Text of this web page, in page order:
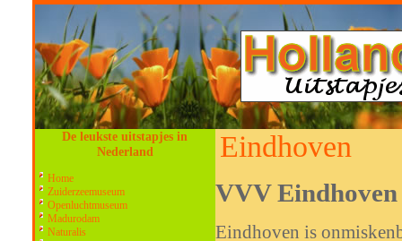
De leukste uitstapjes in
Nederland
Home
Zuiderzeemuseum
Openluchtmuseum
Madurodam
Naturalis
Eindhoven
VVV Eindhoven
Eindhoven is